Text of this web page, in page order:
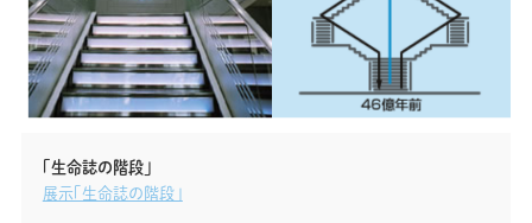
「生命誌の階段」
展示「生命誌の階段」